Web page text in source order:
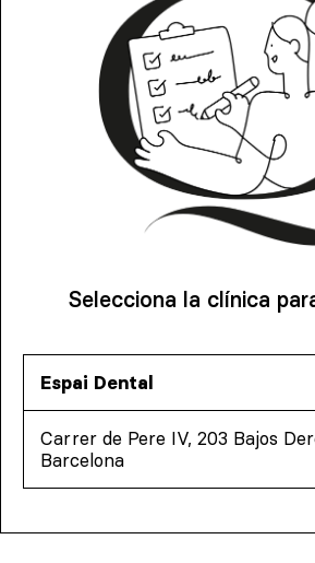
Selecciona la clínica
Espai Dental
Carrer de Pere IV, 203 Bajos
Barcelona